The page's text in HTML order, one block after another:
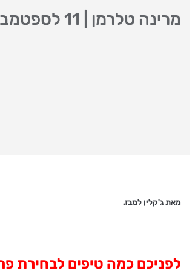
מרינה טלרמן
מאת ג'קלין למבז.
לפניכם כמה טיפים לבחירת